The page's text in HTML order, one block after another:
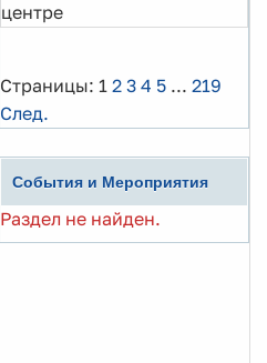
центре
Страницы: 1 2 3 4 5 ... 219
След.
События и Мероприятия
Раздел не найден.